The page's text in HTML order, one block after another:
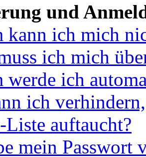
und
kann ich mich
ich mich
werde ich
ich
auftaucht?
mein Passwort